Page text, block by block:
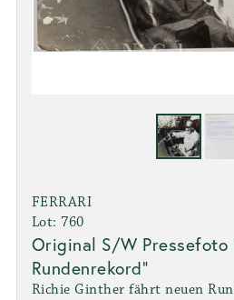
FERRARI
Lot: 760
Original S/W Pressefoto
Rundenrekord"
Richie Ginther fährt neuen